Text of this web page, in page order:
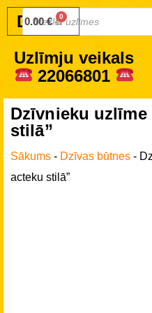
Druku.lv
0.00€
Uzlīmju veikals
22066801
Dzīvnieku uzlīme
stilā”
Sākums - Dzīvas būtnes -
acteku stilā”